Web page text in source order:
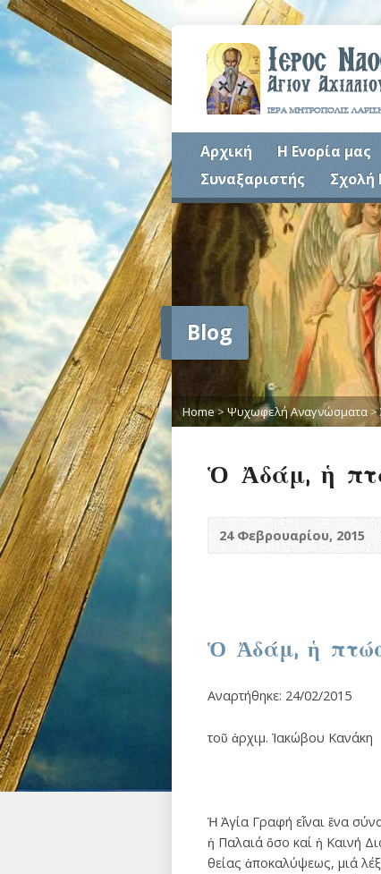
Αρχική Η Ενορία μας
Συναξαριστής
Σχολή
Blog
Home> Ψυχωφελή Αναγνώσματα >
Ὁ Ἀδάμ, ἡ
24 Φεβρουαρίου, 2015
Ὁ Ἀδάμ, ἡ
Αναρτήθηκε: 24/02/2015
τοῦ ἀρχιμ. Ἰακώβου Κανάκη
Ἡ Ἁγία Γραφή εἶναι ἕνα
ἡ Παλαιά ὅσο καί ἡ Καινή
θείας ἀποκαλύψεως, μιά